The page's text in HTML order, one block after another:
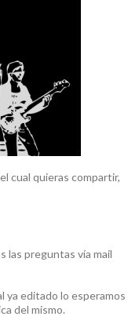
cual quieras compartir,
las preguntas vía mail
ya editado lo esperamos
del mismo.